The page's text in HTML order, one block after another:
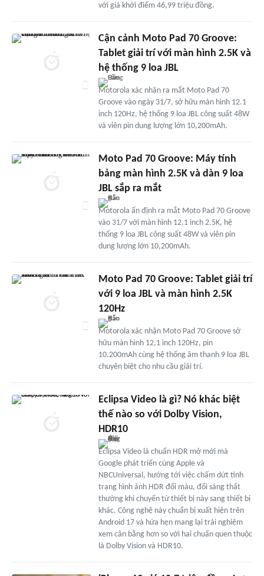
với giá khởi điểm 46,99 triệu đồng.
Cận cảnh Moto Pad 70 Groove:
Tablet giải trí với màn hình 2.5K và
hệ thống 9 loa JBL
Motorola xác nhận ra mắt Moto Pad 70
Groove vào ngày 31/7, sở hữu màn hình 12.1
inch 120Hz, hệ thống 9 loa JBL công suất 48W
và viên pin dung lượng lớn 10,200mAh.
Moto Pad 70 Groove: Máy tính
bảng màn hình 2.5K và dàn 9 loa
JBL sắp ra mắt
Motorola ấn định ra mắt Moto Pad 70 Groove
vào 31/7 với màn hình 12.1 inch 2.5K, hệ
thống 9 loa JBL công suất 48W và viên pin
dung lượng lớn 10,200mAh.
Moto Pad 70 Groove: Tablet giải trí
với 9 loa JBL và màn hình 2.5K
120Hz
Motorola xác nhận Moto Pad 70 Groove sở
hữu màn hình 12,1 inch 120Hz, pin
10.200mAh cùng hệ thống âm thanh 9 loa JBL
chuyên biệt cho nhu cầu giải trí.
Eclipsa Video là gì? Nó khác biệt
thế nào so với Dolby Vision,
HDR10
Eclipsa Video là chuẩn HDR mở mới mà
Google phát triển cùng Apple và
NBCUniversal, hướng tới việc chấm dứt tình
trạng hình ảnh HDR đổi màu, đổi sáng thất
thường khi chuyển từ thiết bị này sang thiết bị
khác. Công nghệ này chuẩn bị xuất hiện trên
Android 17 và hứa hẹn mang lại trải nghiệm
xem cân bằng hơn so với hai chuẩn quen thuộc
là Dolby Vision và HDR10.